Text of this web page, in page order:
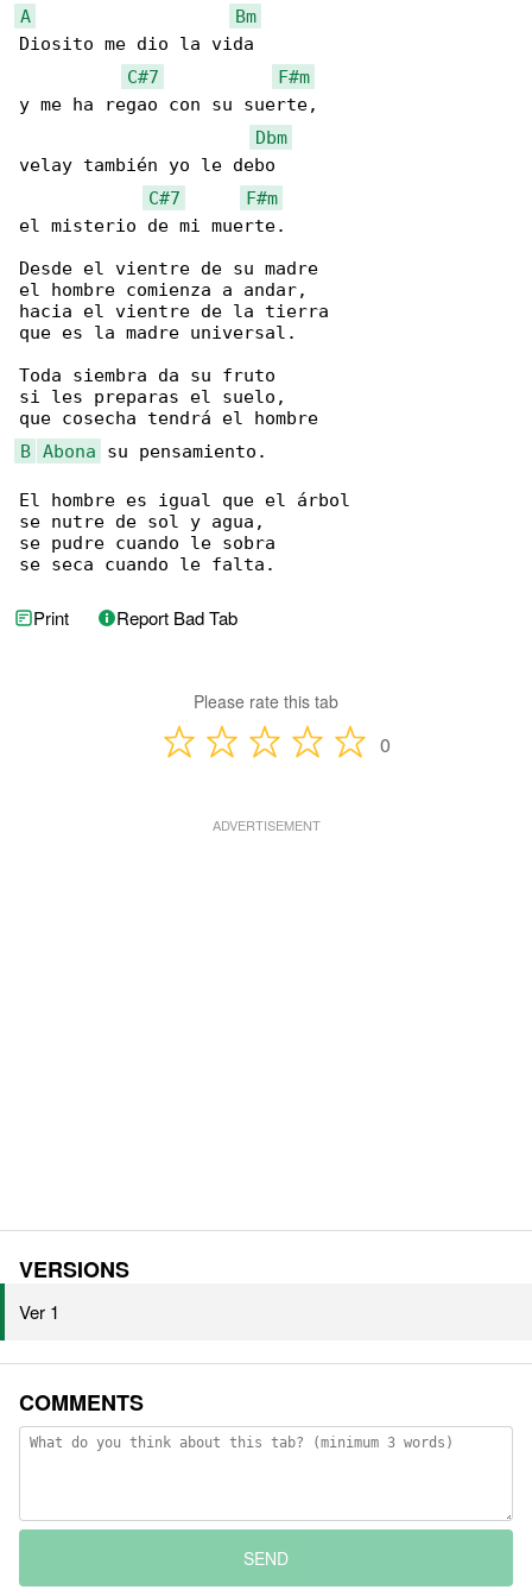
A
Bm
Diosito me dio la vida
C#7
F#m
y me ha regao con su suerte,
Dbm
velay también yo le debo
C#7
F#m
el misterio de mi muerte.
Desde el vientre de su madre
el hombre comienza a andar,
hacia el vientre de la tierra
que es la madre universal.
Toda siembra da su fruto
si les preparas el suelo,
B Abona su pensamiento.
El hombre es igual que el árbol
se nutre de sol y agua,
se pudre cuando le sobra
se seca cuando le falta.
Print Report Bad Tab
Please rate this tab
0
VERSIONS
Ver 1
COMMENTS
SEND